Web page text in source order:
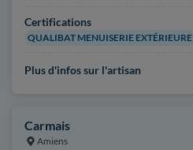
Certifications
QUALIBAT MENUISERIE EXTÉRIEURE
Plus d'infos sur l'artisan
Carmais
Amiens